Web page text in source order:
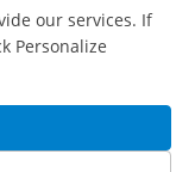
MACHINERY
our services. If
Personalize